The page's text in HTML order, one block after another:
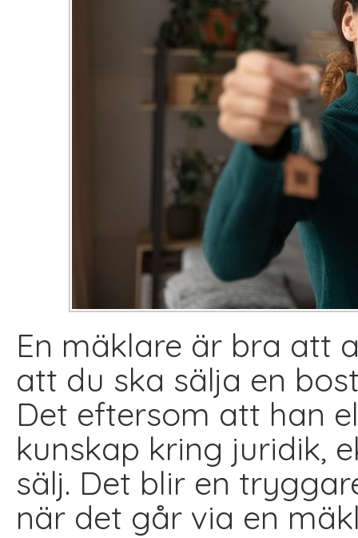
En mäklare är bra att
att du ska sälja en
Det eftersom att han
kunskap kring juridik,
sälj. Det blir en
när det går via en